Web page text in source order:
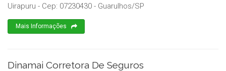
Uirapuru - Cep: 07230430 - Guarulhos/SP
Mais Informações
Dinamai Corretora De Seguros